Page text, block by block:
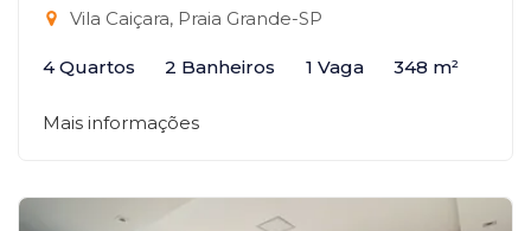
Vila Caiçara, Praia Grande-SP
4 Quartos 2 Banheiros 1 Vaga 348 m²
Mais informações